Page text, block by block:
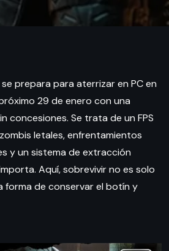
se prepara para aterrizar en PC en
29 de enero con una
concesiones. Se trata de un FPS
letales, enfrentamientos
y un sistema de extracción
Aquí, sobrevivir no es solo
forma de conservar el botín y